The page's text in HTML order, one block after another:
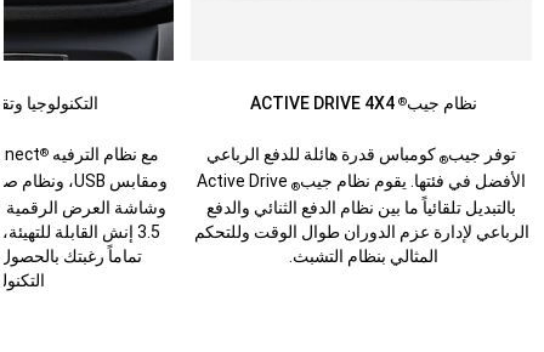
نظام جيب®
ACTIVE DRIVE 4X4
توفر جيب®كومباس قدرة هائلة للدفع الرباعي
الأفضل في فئتها. يقوم نظام جيب®
Active Drive
بالتبديل تلقائياً ما بين نظام الدفع الثنائي والدفع
الرباعي لإدارة عزم الدوران طوال الوقت وللتحكم
المثالي بنظام التشبث.
التكنولوجيا
مع نظام الترفيه®
ومقابس USB، ونظام صوت Alpine
وشاشة العرض الرقمية
3.5 إنش القابلة
تماماً رغبتك